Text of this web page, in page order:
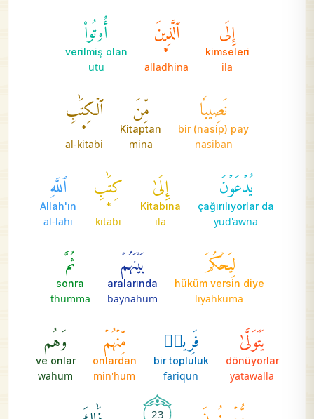
إِلَى
kimseleri
ila
ٱلَّذِينَ
*
alladhina
أُوتُواْ
verilmiş olan
utu
نَصِيبٗا
bir (nasip) pay
nasiban
مِّنَ
Kitaptan
mina
ٱلۡكِتَٰبِ
*
al-kitabi
يُدۡعَوۡنَ
çağırılıyorlar da
yud'awna
إِلَىٰ
Kitabına
ila
كِتَٰبِ
*
kitabi
ٱللَّهِ
Allah'ın
al-lahi
لِيَحۡكُمَ
hüküm versin diye
liyahkuma
بَيۡنَهُمۡ
aralarında
baynahum
ثُمَّ
sonra
thumma
يَتَوَلَّىٰ
dönüyorlar
yatawalla
فَرِيقٞ
bir topluluk
fariqun
مِّنۡهُمۡ
onlardan
min'hum
وَهُم
ve onlar
wahum
23